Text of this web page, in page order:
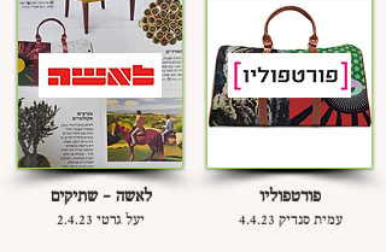
לאשה - שתיקים
יעל גרטי 2.4.23
פורטפוליו
עמית סנדיק 4.4.23